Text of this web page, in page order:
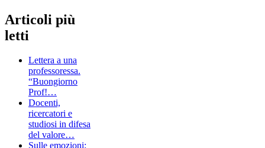
Articoli più
letti
Lettera a una
professoressa.
“Buongiorno
Prof!…
Docenti,
ricercatori e
studiosi in difesa
del valore…
Sulle emozioni: